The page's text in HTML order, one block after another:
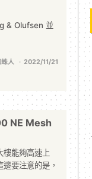
& Olufsen 並
人
2022/11/21
NE Mesh
樓能夠高速上
要注意的是，